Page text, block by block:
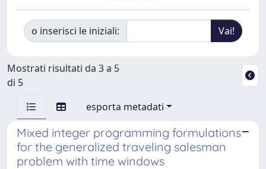
o inserisci le iniziali:
Mostrati risultati da 3 a 5
di 5
esporta metadati
Mixed integer programming formulations
for the generalized traveling salesman
problem with time windows